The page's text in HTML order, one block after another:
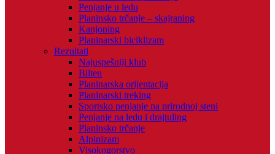
Penjanje u ledu
Planinsko trčanje – skajraning
Kanjoning
Planinarski biciklizam
Rezultati
Najuspešniji klub
Bilten
Planinarska orijentacija
Planinarski treking
Sportsko penjanje na prirodnoj steni
Penjanje na ledu i drajtuling
Planinsko trčanje
Alpinizam
Visokogorstvo